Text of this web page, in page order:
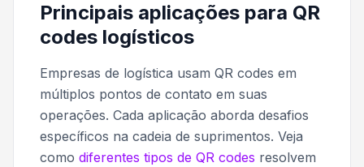
Principais aplicações para QR
codes logísticos
Empresas de logística usam QR codes em
múltiplos pontos de contato em suas
operações. Cada aplicação aborda desafios
específicos na cadeia de suprimentos. Veja
como diferentes tipos de QR codes resolvem